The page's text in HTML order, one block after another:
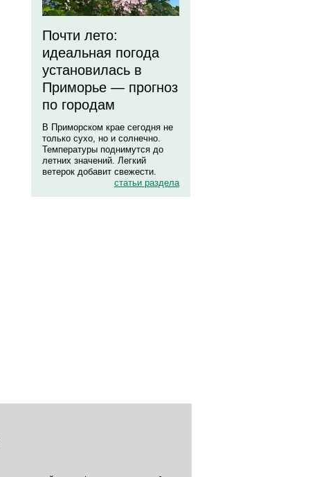
Почти лето:
идеальная погода
установилась в
Приморье — прогноз
по городам
В Приморском крае сегодня не
только сухо, но и солнечно.
Температуры поднимутся до
летних значений. Легкий
ветерок добавит свежести.
статьи раздела